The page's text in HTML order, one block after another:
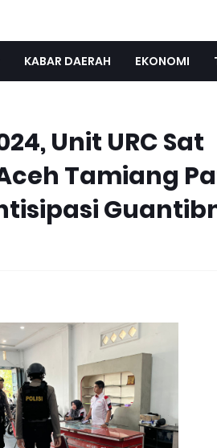
KABAR DAERAH EKONOMI
Unit URC Sat
Tamiang